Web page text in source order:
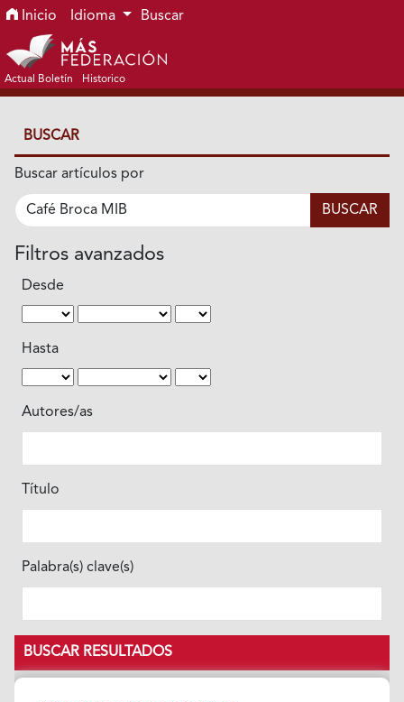
Ir al menú de navegación principal
Ir al contenido principal
Ir al pie de página del sitio
Inicio Idioma Buscar
Actual Boletín Historico
BUSCAR
Buscar artículos por
Filtros avanzados
Desde
Hasta
Autores/as
Título
Palabra(s) clave(s)
BUSCAR RESULTADOS